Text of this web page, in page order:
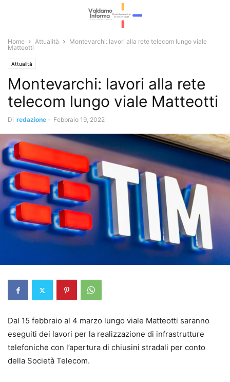
Home Attualità
Montevarchi: lavori alla rete telecom lungo viale
Matteotti
Attualità
Montevarchi: lavori alla rete
telecom lungo viale Matteotti
Di redazione - Febbraio 19, 2022
Dal 15 febbraio al 4 marzo lungo viale Matteotti saranno
eseguiti dei lavori per la realizzazione di infrastrutture
telefoniche con l’apertura di chiusini stradali per conto
della Società Telecom.